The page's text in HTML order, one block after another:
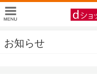
お知らせ